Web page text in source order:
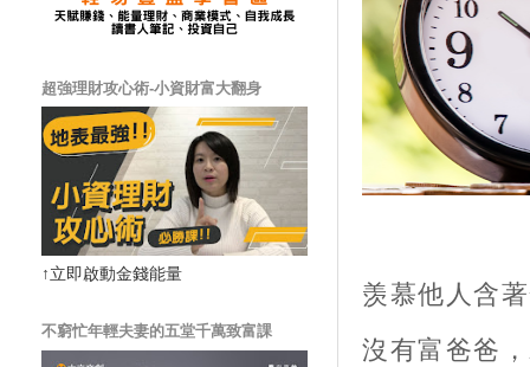
羡慕他人含
沒有富爸爸
超強理財攻心術-小資財富大翻身
↑立即啟動金錢能量
不窮忙年輕夫妻的五堂千萬致富課